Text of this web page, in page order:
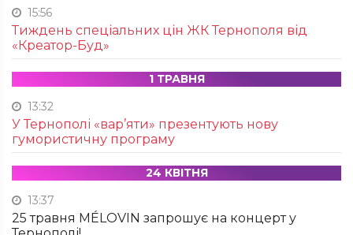
15:56
Тиждень спеціальних цін ЖК Тернополя від
«Креатор-Буд»
1 ТРАВНЯ
13:32
У Тернополі «вар’яти» презентують нову
гумористичну програму
24 КВІТНЯ
13:37
25 травня MÉLOVIN запрошує на концерт у